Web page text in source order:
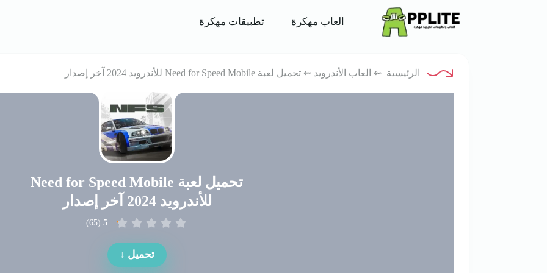
العاب مهكرة تطبيقات مهكرة
متجر اب لايت
الرئيسية ⇜ العاب الأندرويد ⇜ تحميل لعبة Need for Speed Mobile للأندرويد 2024 آخر إصدار
تحميل لعبة Need for Speed Mobile
للأندرويد 2024 آخر إصدار
5
(
65
)
تحميل ↓